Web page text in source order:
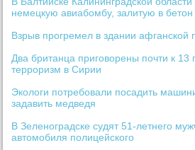
немецкую авиабомбу, залитую в бетон
Взрыв прогремел в здании афганской
Два британца приговорены почти к
терроризм в Сирии
Экологи потребовали посадить
задавить медведя
В Зеленоградске судят 51-летнего
автомобиля полицейского